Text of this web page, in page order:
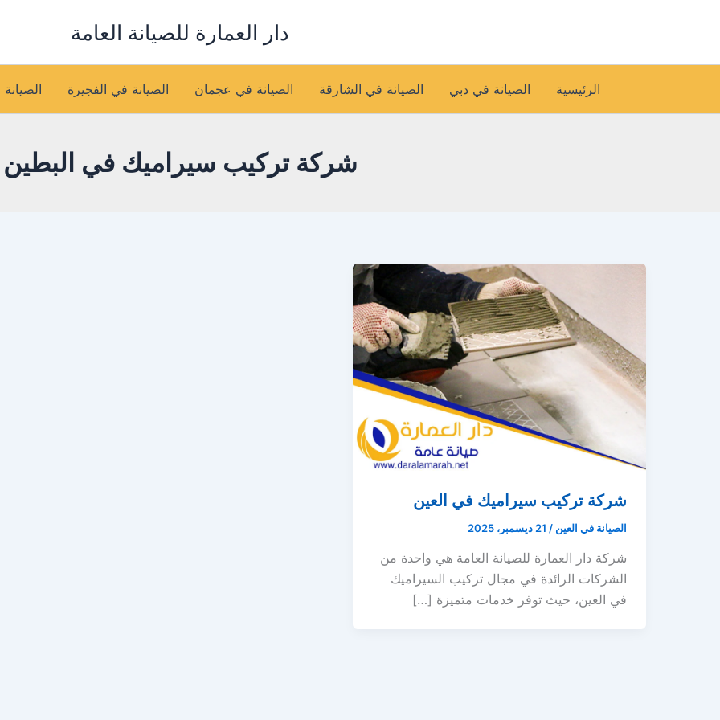
دار العمارة للصيانة العامة
الرئيسية الصيانة في دبي الصيانة في الشارقة الصيانة في عجمان الصيانة في الفجيرة
شركة تركيب سيراميك في البطين
شركة تركيب سيراميك في العين
الصيانة في العين / 21 ديسمبر، 2025
شركة دار العمارة للصيانة العامة هي واحدة من
الشركات الرائدة في مجال تركيب السيراميك
في العين، حيث توفر خدمات متميزة […]